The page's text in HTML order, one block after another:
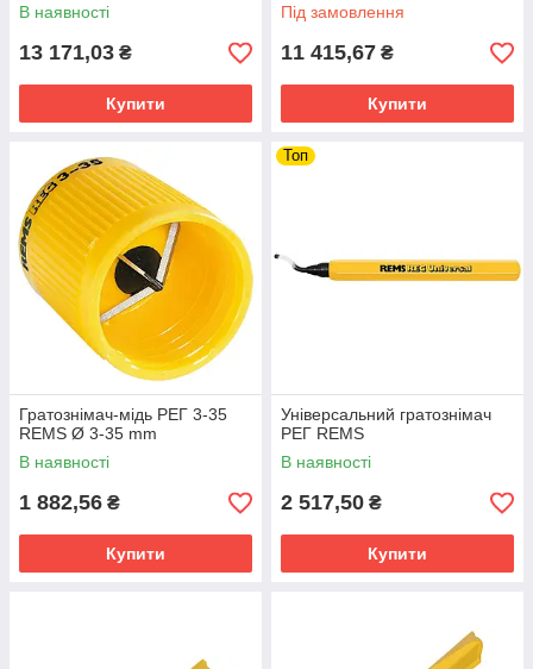
В наявності
13 171,03 ₴
Купити
Під замовлення
11 415,67 ₴
Купити
Гратознімач-мідь РЕГ 3-35
REMS Ø 3-35 mm
В наявності
1 882,56 ₴
Купити
Топ
Універсальний гратознімач
РЕГ REMS
В наявності
2 517,50 ₴
Купити